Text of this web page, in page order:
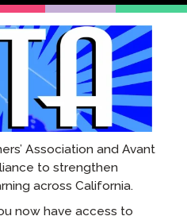
Association and Avant
to strengthen
across California.
now have access to